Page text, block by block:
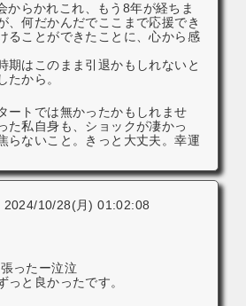
からかれこれ、もう8年が経ちま
、何だかんだでここまで応援でき
ることができたことに、心から感
期はこのまま引退かもしれないと
たから。
ートでは無かったかもしれませ
た私自身も、ショックが凄かっ
らないこと。きっと大丈夫。幸運
10/28(月) 01:02:08
ったー泣泣
っと良かったです。